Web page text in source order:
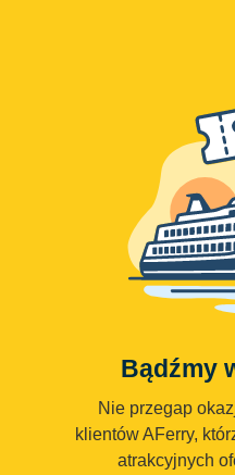
Bądźmy
Nie przegap
klientów AFerry,
atrakcyjnych